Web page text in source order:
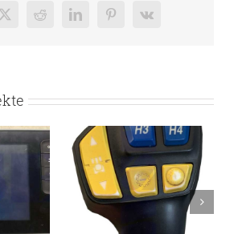
X RedditLinkedInPinterest
Vk